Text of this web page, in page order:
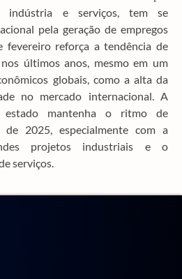
indústria e serviços, tem se
pela geração de empregos
fevereiro reforça a tendência de
últimos anos, mesmo em um
globais, como a alta da
no mercado internacional. A
mantenha o ritmo de
2025, especialmente com a
projetos industriais e o
serviços.